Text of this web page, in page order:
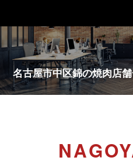
名古屋市中区錦の焼肉店